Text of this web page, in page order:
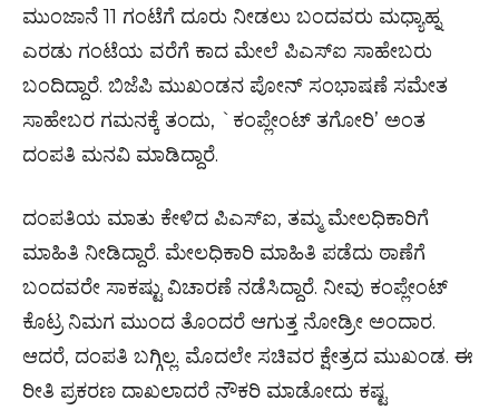
ಮುಂಜಾನೆ 11 ಗಂಟೆಗೆ ದೂರು ನೀಡಲು ಬಂದವರು ಮಧ್ಯಾಹ್ನ
ಎರಡು ಗಂಟೆಯ ವರೆಗೆ ಕಾದ ಮೇಲೆ ಪಿಎಸ್ಐ ಸಾಹೇಬರು
ಬಂದಿದ್ದಾರೆ. ಬಿಜೆಪಿ ಮುಖಂಡನ ಪೋನ್ ಸಂಭಾಷಣೆ ಸಮೇತ
ಸಾಹೇಬರ ಗಮನಕ್ಕೆ ತಂದು, `ಕಂಪ್ಲೇಂಟ್ ತಗೋರಿ’ ಅಂತ
ದಂಪತಿ ಮನವಿ ಮಾಡಿದ್ದಾರೆ.
ದಂಪತಿಯ ಮಾತು ಕೇಳಿ‌ದ ಪಿಎಸ್ಐ, ತಮ್ಮ ಮೇಲಧಿಕಾರಿಗೆ
ಮಾಹಿತಿ ನೀಡಿದ್ದಾರೆ. ಮೇಲಧಿಕಾರಿ ಮಾಹಿತಿ ಪಡೆದು ಠಾಣೆಗೆ
ಬಂದವರೇ ಸಾಕಷ್ಟು ವಿಚಾರಣೆ ನಡೆಸಿದ್ದಾರೆ. ನೀವು ಕಂಪ್ಲೇಂಟ್
ಕೊಟ್ರ ನಿಮಗ ಮುಂದ ತೊಂದರೆ ಆಗುತ್ತ ನೋಡ್ರೀ ಅಂದಾರ.
ಆದರೆ, ದಂಪತಿ ಬಗ್ಗಿಲ್ಲ. ಮೊದಲೇ ಸಚಿವರ ಕ್ಷೇತ್ರದ ಮುಖಂಡ. ಈ
ರೀತಿ ಪ್ರಕರಣ ದಾಖಲಾದರೆ ನೌಕರಿ ಮಾಡೋದು ಕಷ್ಟ